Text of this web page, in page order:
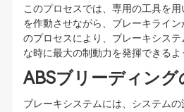
このプロセスでは、専用の工具を
を作動させながら、ブレーキライ
のプロセスにより、ブレーキシス
な時に最大の制動力を発揮できるよ
ABSブリーディング
ブレーキシステムには、システム